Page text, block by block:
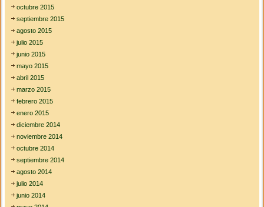
octubre 2015
septiembre 2015
agosto 2015
julio 2015
junio 2015
mayo 2015
abril 2015
marzo 2015
febrero 2015
enero 2015
diciembre 2014
noviembre 2014
octubre 2014
septiembre 2014
agosto 2014
julio 2014
junio 2014